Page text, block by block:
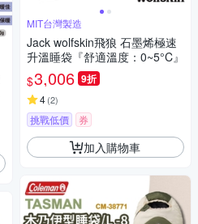
MIT台灣製造
Jack wolfskin飛狼 石墨烯極速
升溫睡袋『舒適溫度：0~5°C』
$3,006 9折
4(2)
挑戰低價 券
加入購物車